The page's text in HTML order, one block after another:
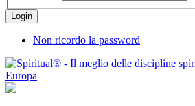
Non ricordo la password